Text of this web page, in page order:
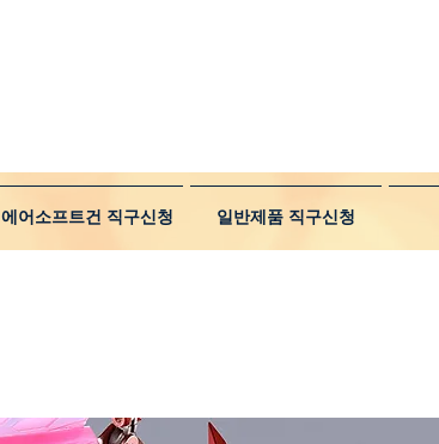
에어소프트건 직구신청 일반제품 직구신청